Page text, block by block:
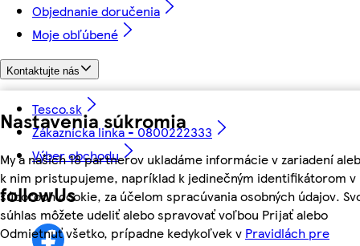
Nastavenia súkromia
My a našich 18 partnerov ukladáme informácie v zariadení
k nim pristupujeme, napríklad k jedinečným identifikátorom v
súboroch cookie, za účelom spracúvania osobných údajov.
súhlas môžete udeliť alebo spravovať voľbou Prijať alebo
Odmietnuť všetko, prípadne kedykoľvek v Pravidlách pre
Objednanie doručenia
Moje obľúbené
Kontaktujte nás
Tesco.sk
Zákaznícka linka - 0800222333
Výber obchodu
followUs